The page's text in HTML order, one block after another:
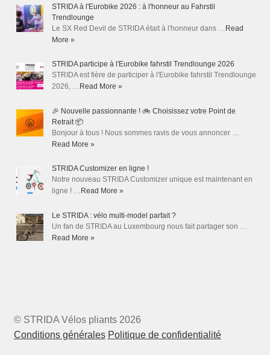
STRIDA à l'Eurobike 2026 : à l'honneur au Fahrstil
Trendlounge
Le SX Red Devil de STRIDA était à l'honneur dans … Read
More »
STRIDA participe à l'Eurobike fahrstil Trendlounge 2026
STRIDA est fière de participer à l'Eurobike fahrstil Trendlounge
2026, … Read More »
🎉 Nouvelle passionnante ! 🚲 Choisissez votre Point de
Retrait 📦
Bonjour à tous ! Nous sommes ravis de vous annoncer …
Read More »
STRIDA Customizer en ligne !
Notre nouveau STRIDA Customizer unique est maintenant en
ligne ! … Read More »
Le STRIDA : vélo multi-model parfait ?
Un fan de STRIDA au Luxembourg nous fait partager son …
Read More »
© STRIDA Vélos pliants 2026
Conditions générales Politique de confidentialité